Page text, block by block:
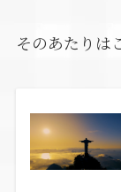
そのあたりは